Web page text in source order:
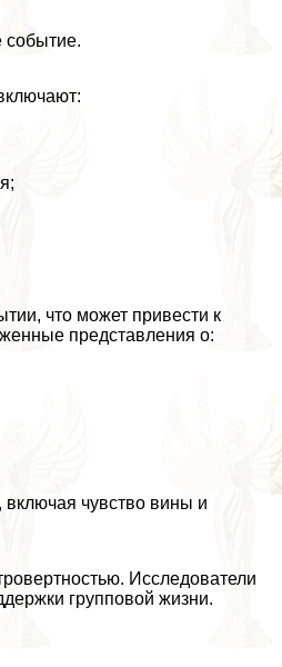
событие.
что может привести к
представления о:
включая чувство вины и
Исследователи
групповой жизни.